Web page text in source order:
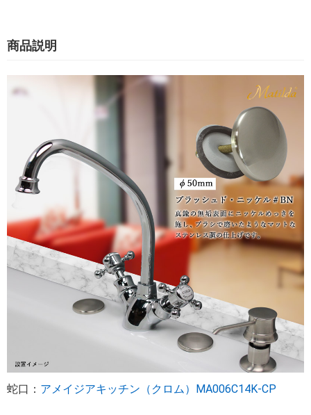
商品説明
蛇口： アメイジアキッチン（クロム）MA006C14K-CP